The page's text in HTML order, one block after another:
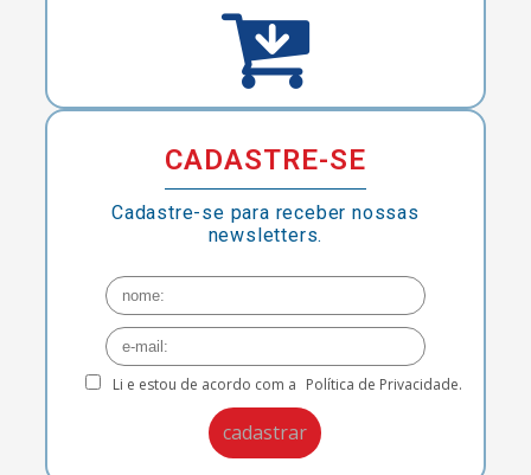
CADASTRE-SE
Cadastre-se para receber nossas
newsletters.
Li e estou de acordo com a Política de Privacidade.